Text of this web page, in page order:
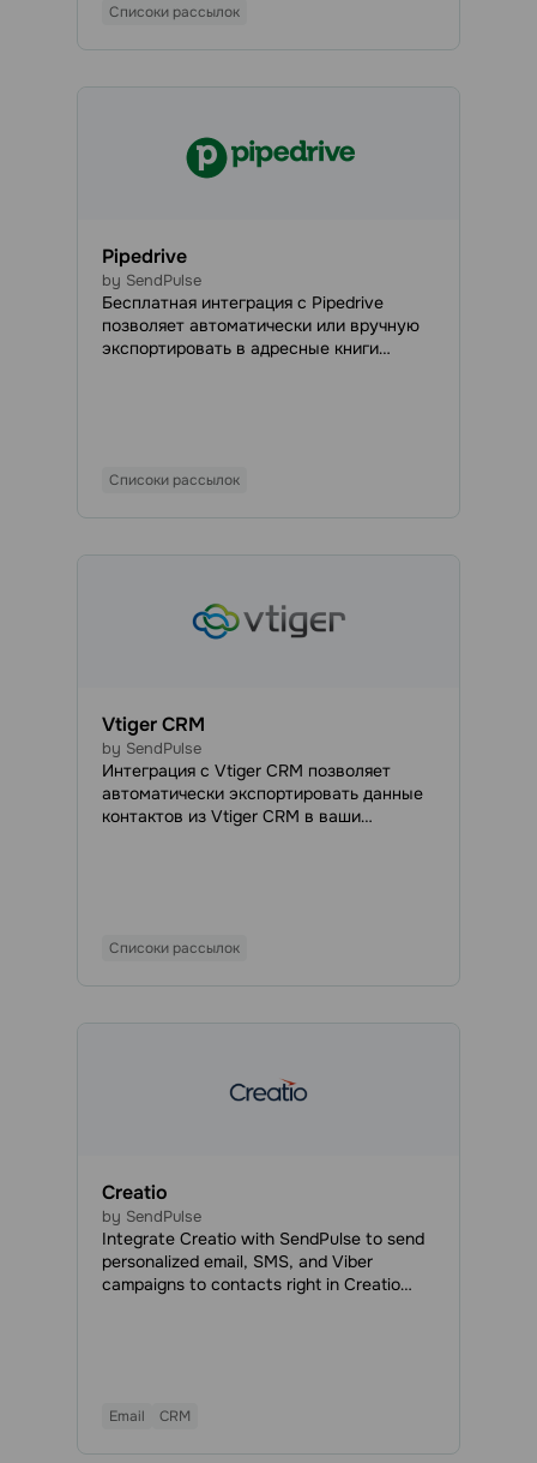
эффективно планировать работу,
масшт
Списоки рассылок
Pipedrive
by SendPulse
Бесплатная интеграция с Pipedrive
позволяет автоматически или вручную
экспортировать в адресные книги
Списоки рассылок
Vtiger CRM
by SendPulse
Интеграция с Vtiger CRM позволяет
автоматически экспортировать данные
контактов из Vtiger CRM в ваши
потенциальных клиентов.
Списоки рассылок
Creatio
by SendPulse
Integrate Creatio with SendPulse to send
personalized email, SMS, and Viber
campaigns to contacts right in Creatio
Email CRM